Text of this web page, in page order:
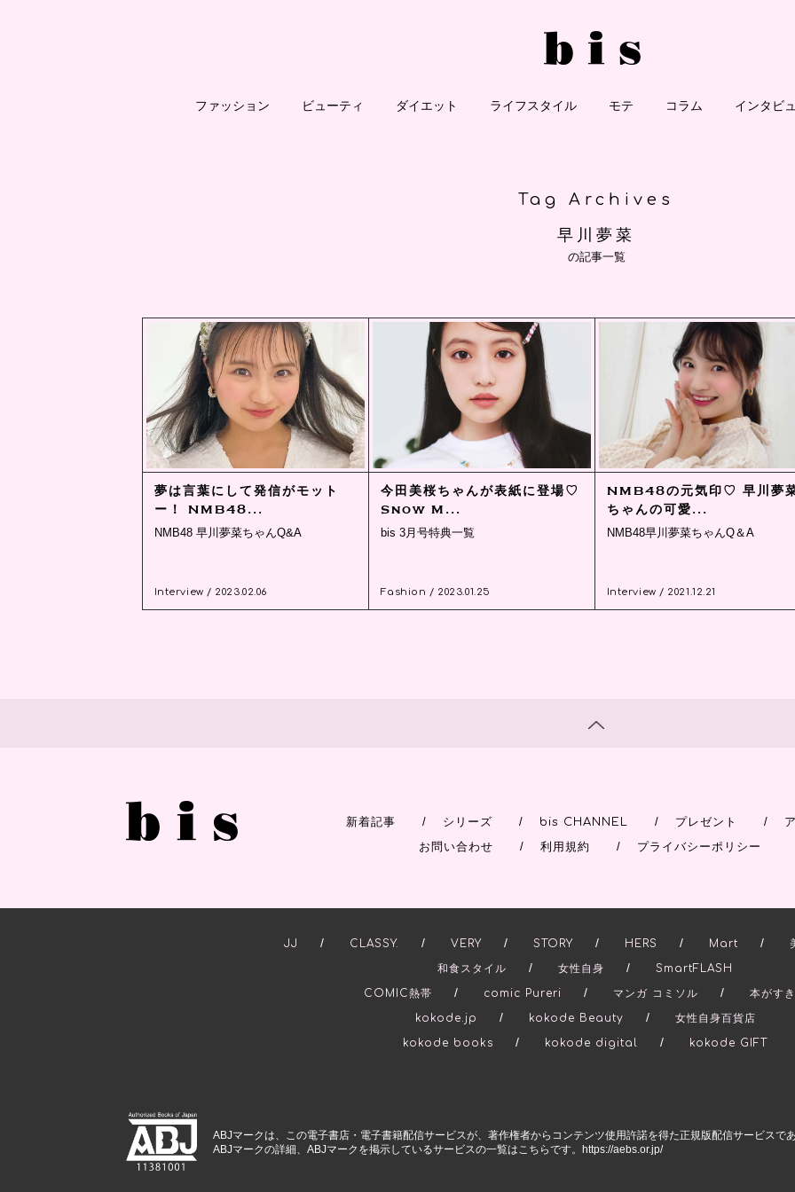
ファッション ビューティ ダイエット ライフスタイル モテ コラム インタビ
Tag Archives
早川夢菜
の記事一覧
夢は言葉にして発信がモット
ー！ NMB48...
NMB48 早川夢菜ちゃんQ&A
Interview / 2023.02.06
今田美桜ちゃんが表紙に登場♡
Snow M...
bis 3月号特典一覧
Fashion / 2023.01.25
NMB48の元気印♡ 早川夢
ちゃんの可愛...
NMB48早川夢菜ちゃんQ＆A
Interview / 2021.12.21
新着記事 / シリーズ / bis CHANNEL / プレゼント /
お問い合わせ
/ 利用規約 / プライバシーポリシー
JJ / CLASSY. / VERY / STORY / HERS / Mart /
和食スタイル
/ 女性自身 /
SmartFLASH
COMIC熱帯
/ comic Pureri / マンガ コミソル /
本がす
kokode.jp
/ kokode Beauty /
女性自身百貨店
kokode books
/ kokode digital / kokode GIFT
ABJマークは、この電子書店・電子書籍配信サービスが、著作権者からコンテンツ使用許諾を得た正規版配信サービス
ABJマークの詳細、ABJマークを掲示しているサービスの一覧はこちらです。
https://aebs.or.jp/